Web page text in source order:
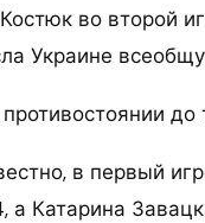
во второй
Украине
в первый
а Катарина